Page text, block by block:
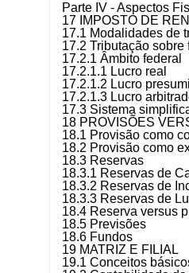
Parte IV - Aspectos
17 IMPOSTO DE
17.1 Modalidades de
17.2 Tributação
17.2.1 Âmbito federal
17.2.1.1 Lucro real
17.2.1.2 Lucro
17.2.1.3 Lucro
17.3 Sistema
18 PROVISÕES
18.1 Provisão como
18.2 Provisão como
18.3 Reservas
18.3.1 Reservas de
18.3.2 Reservas de
18.3.3 Reservas de
18.4 Reserva versus
18.5 Previsões
18.6 Fundos
19 MATRIZ E FILIAL
19.1 Conceitos